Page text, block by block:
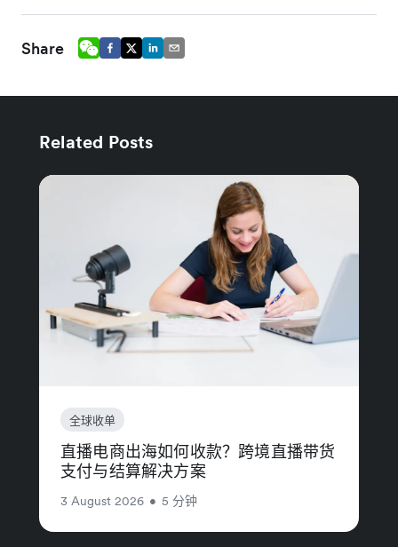
Share
Related Posts
全球收单
直播电商出海如何收款？跨境直播带货
支付与结算解决方案
3 August 2026 • 5 分钟